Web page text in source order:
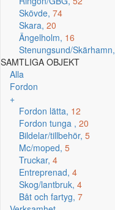
Skövde, 74
Skara, 20
Ängelholm, 16
Stenungsund/Skärhamn,
SAMTLIGA OBJEKT
Alla
Fordon
+
Fordon lätta, 12
Fordon tunga , 20
Bildelar/tillbehör, 5
Mc/moped, 5
Truckar, 4
Entreprenad, 4
Skog/lantbruk, 4
Båt och fartyg, 7